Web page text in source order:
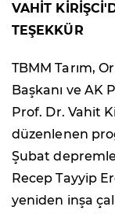
VAHİT
TEŞEKKÜR
TBMM Tarım,
Başkanı ve
Prof. Dr. Vahit
düzenlenen
Şubat
Recep Tayyip
yeniden inşa